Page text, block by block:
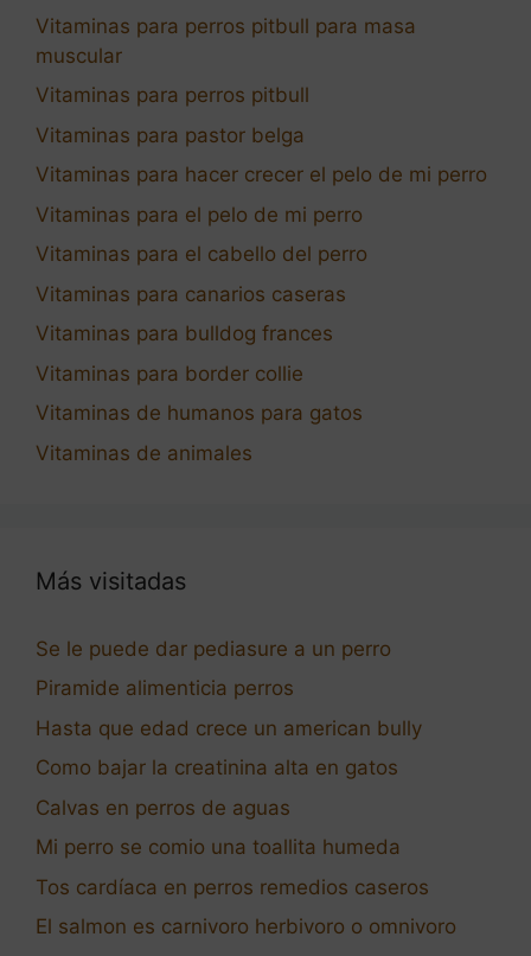
Vitaminas para perros pitbull para masa
muscular
Vitaminas para perros pitbull
Vitaminas para pastor belga
Vitaminas para hacer crecer el pelo de mi perro
Vitaminas para el pelo de mi perro
Vitaminas para el cabello del perro
Vitaminas para canarios caseras
Vitaminas para bulldog frances
Vitaminas para border collie
Vitaminas de humanos para gatos
Vitaminas de animales
Más visitadas
Se le puede dar pediasure a un perro
Piramide alimenticia perros
Hasta que edad crece un american bully
Como bajar la creatinina alta en gatos
Calvas en perros de aguas
Mi perro se comio una toallita humeda
Tos cardíaca en perros remedios caseros
El salmon es carnivoro herbivoro o omnivoro